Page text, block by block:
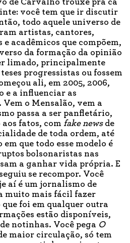
de Carvalho trouxe pra cá
você tem que ir discutir
todo aquele universo de
artistas, cantores,
acadêmicos que compõem,
da formação da opinião
limado, principalmente
progressistas ou fossem
ali, em 2005, 2006,
e a influenciar as
o Mensalão, vem a
passa a ser panfletário,
fatos, com fake news de
de toda ordem, até
que todo esse modelo é
bolsonaristas nas
a ganhar vida própria. E
se recompor. Você
aí é um jornalismo de
muito mais fácil fazer
que foi em qualquer outra
estão disponíveis,
notinhas. Você pega O
maior circulação, só tem